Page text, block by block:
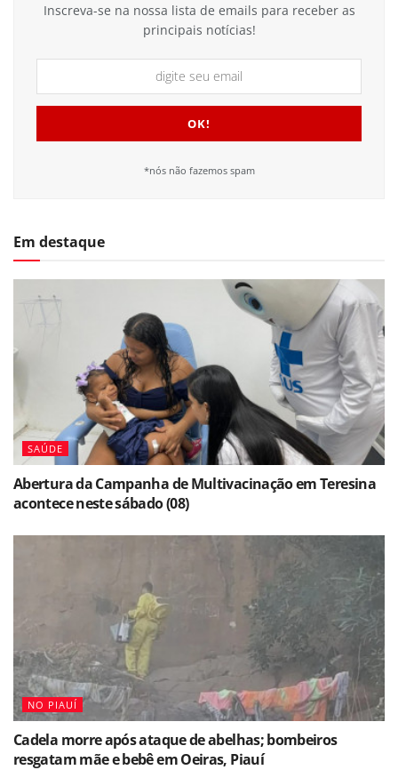
Inscreva-se na nossa lista de emails para receber as
principais notícias!
*nós não fazemos spam
Em destaque
SAÚDE
Abertura da Campanha de Multivacinação em Teresina
acontece neste sábado (08)
NO PIAUÍ
Cadela morre após ataque de abelhas; bombeiros
resgatam mãe e bebê em Oeiras, Piauí